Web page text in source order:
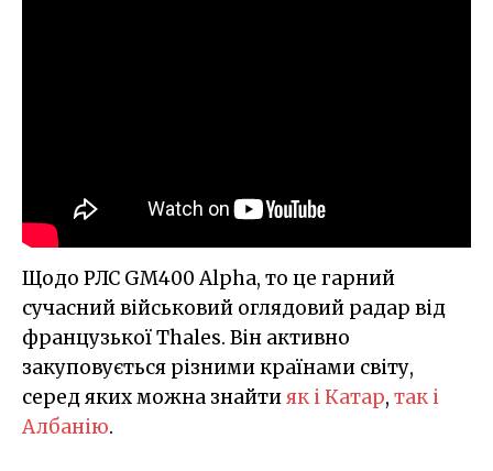
Щодо РЛС GM400 Alpha, то це гарний
сучасний військовий оглядовий радар від
французької Thales. Він активно
закуповується різними країнами світу,
серед яких можна знайтияк і Катар, так і
Албанію.